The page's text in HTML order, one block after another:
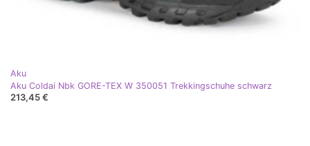
Aku
Aku Coldai Nbk GORE-TEX W 350051 Trekkingschuhe schwarz
213,45 €